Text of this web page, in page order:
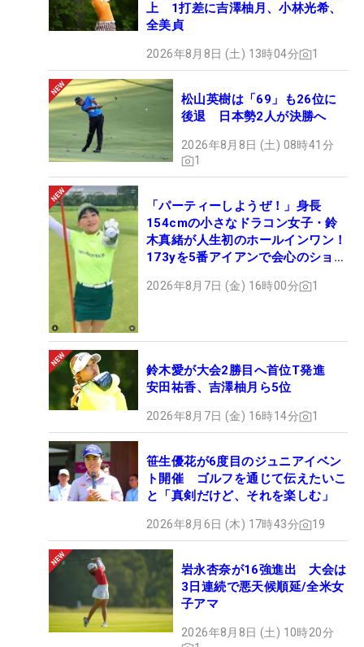
上 1打差に吉澤柚月、小林光希、
全美貞
2026年8月8日 (土) 13時04分 1
松山英樹は「69」も26位に
後退 日本勢2人が決勝へ
2026年8月8日 (土) 08時41分
1
「パーティーしようぜ！」身長
154cmの小さなドラコン女子・鈴
木真緒が人生初のホールインワン！
173yを5番アイアンで会心のショッ
2026年8月7日 (金) 16時00分 1
鈴木愛が大会2勝目へ首位T発進
安田祐香、吉澤柚月ら5位
2026年8月7日 (金) 16時14分 1
笹生優花が6度目のジュニアイベン
ト開催 ゴルフを通じて伝えたいこ
と「真剣だけど、それを楽しむ」
2026年8月6日 (木) 17時43分 19
岩永杏奈が16強進出 大会は
3日連続で悪天候順延/全米女
子アマ
2026年8月8日 (土) 10時20分